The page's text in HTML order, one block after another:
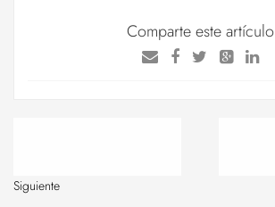
Comparte este artículo
Siguiente